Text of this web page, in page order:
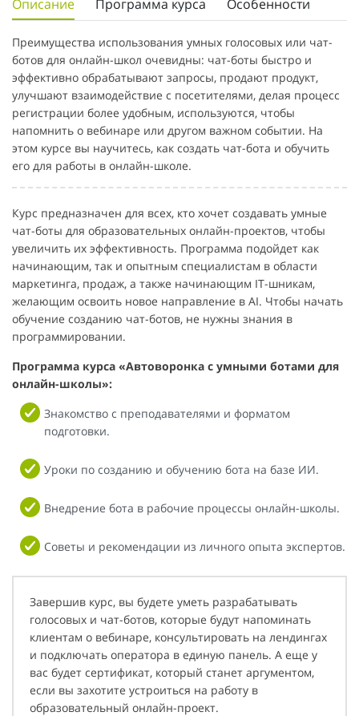
Описание Программа курса Особенности
Преимущества использования умных голосовых или чат-
ботов для онлайн-школ очевидны: чат-боты быстро и
эффективно обрабатывают запросы, продают продукт,
улучшают взаимодействие с посетителями, делая процесс
регистрации более удобным, используются, чтобы
напомнить о вебинаре или другом важном событии. На
этом курсе вы научитесь, как создать чат-бота и обучить
его для работы в онлайн-школе.
Курс предназначен для всех, кто хочет создавать умные
чат-боты для образовательных онлайн-проектов, чтобы
увеличить их эффективность. Программа подойдет как
начинающим, так и опытным специалистам в области
маркетинга, продаж, а также начинающим IT-шникам,
желающим освоить новое направление в AI. Чтобы начать
обучение созданию чат-ботов, не нужны знания в
программировании.
Программа курса «Автоворонка с умными ботами для
онлайн-школы»:
Знакомство с преподавателями и форматом
подготовки.
Уроки по созданию и обучению бота на базе ИИ.
Внедрение бота в рабочие процессы онлайн-школы.
Советы и рекомендации из личного опыта экспертов.
Завершив курс, вы будете уметь разрабатывать
голосовых и чат-ботов, которые будут напоминать
клиентам о вебинаре, консультировать на лендингах
и подключать оператора в единую панель. А еще у
вас будет сертификат, который станет аргументом,
если вы захотите устроиться на работу в
образовательный онлайн-проект.